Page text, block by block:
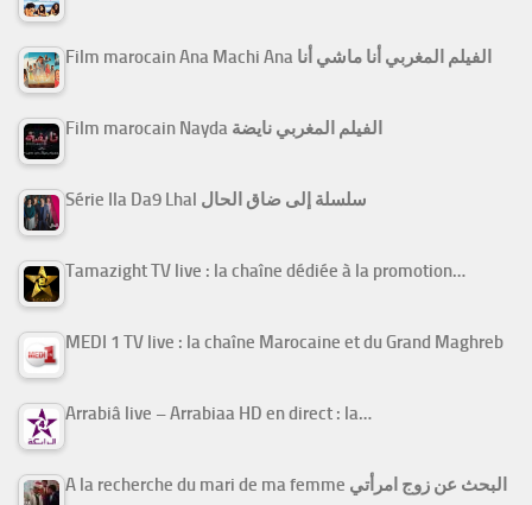
Film marocain Ana Machi Ana الفيلم المغربي أنا ماشي أنا
Film marocain Nayda الفيلم المغربي نايضة
Série Ila Da9 Lhal سلسلة إلى ضاق الحال
Tamazight TV live : la chaîne dédiée à la promotion…
MEDI 1 TV live : la chaîne Marocaine et du Grand Maghreb
Arrabiâ live – Arrabiaa HD en direct : la…
A la recherche du mari de ma femme البحث عن زوج امرأتي